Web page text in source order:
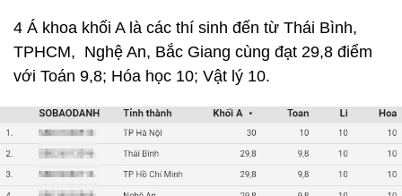
4 Á khoa khối A là các thí sinh đến từ Thái Bình,
TPHCM, Nghệ An, Bắc Giang cùng đạt 29,8 điểm
với Toán 9,8; Hóa học 10; Vật lý 10.